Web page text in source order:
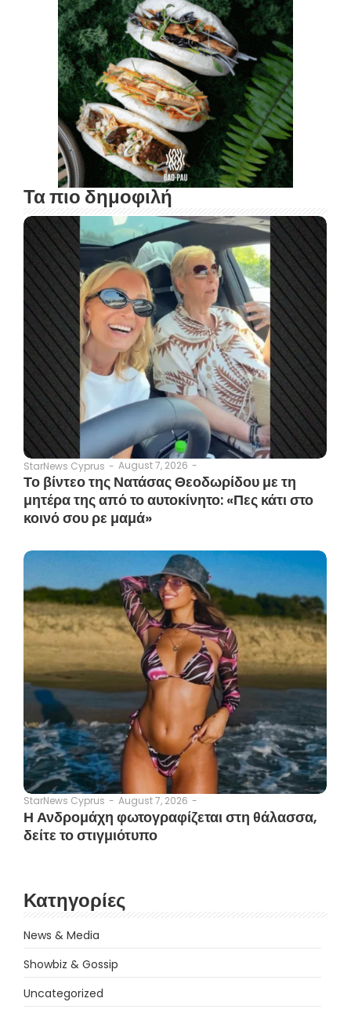
Τα πιο δημοφιλή
StarNews Cyprus - August 7, 2026 -
Το βίντεο της Νατάσας Θεοδωρίδου με τη
μητέρα της από το αυτοκίνητο: «Πες κάτι στο
κοινό σου ρε μαμά»
StarNews Cyprus - August 7, 2026 -
Η Ανδρομάχη φωτογραφίζεται στη θάλασσα,
δείτε το στιγμιότυπο
Κατηγορίες
News & Media
Showbiz & Gossip
Uncategorized